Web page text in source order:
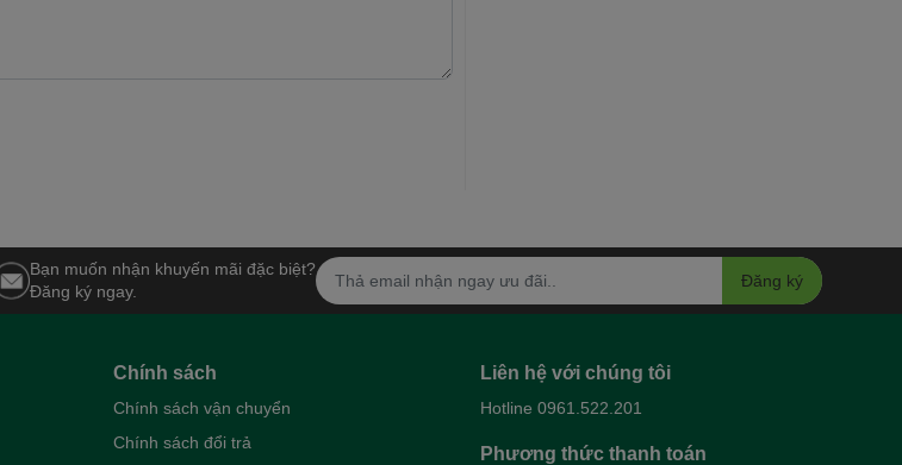
Bạn muốn nhận khuyến mãi đặc biệt?
Đăng ký ngay.
Đăng ký
Chính sách
Chính sách vận chuyển
Chính sách đổi trả
Liên hệ với chúng tôi
Hotline 0961.522.201
Phương thức thanh toán